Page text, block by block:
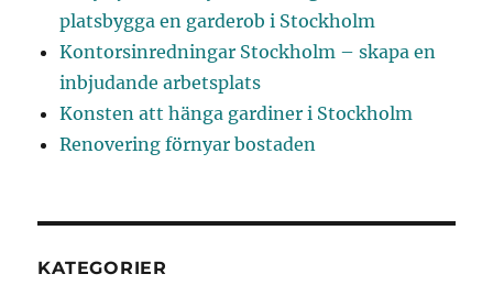
platsbygga en garderob i Stockholm
Kontorsinredningar Stockholm – skapa en
inbjudande arbetsplats
Konsten att hänga gardiner i Stockholm
Renovering förnyar bostaden
KATEGORIER